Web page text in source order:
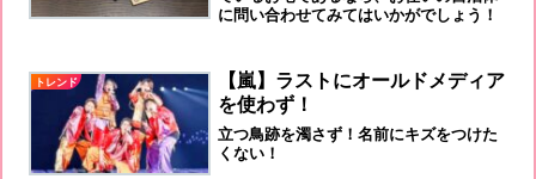
に問い合わせてみてはいかがでしょう！
トレンド
【嵐】ラストにオールドメディア
を使わず！
立つ鳥跡を濁さず！名前にキズをつけた
くない！